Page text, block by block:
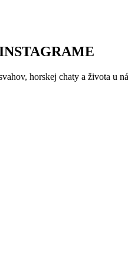
horskej chaty a života u